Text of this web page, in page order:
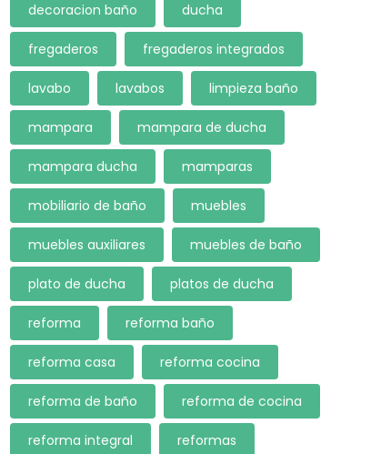
decoracion baño ducha
fregaderos fregaderos integrados
lavabo lavabos limpieza baño
mampara mampara de ducha
mampara ducha mamparas
mobiliario de baño muebles
muebles auxiliares muebles de baño
plato de ducha platos de ducha
reforma reforma baño
reforma casa reforma cocina
reforma de baño reforma de cocina
reforma integral reformas